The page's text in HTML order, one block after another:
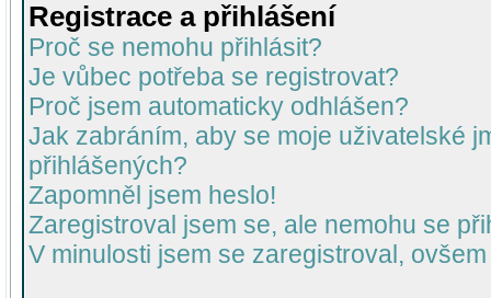
Registrace a přihlášení
Proč se nemohu přihlásit?
Je vůbec potřeba se registrovat?
Proč jsem automaticky odhlášen?
Jak zabráním, aby se moje uživatelské
přihlášených?
Zapomněl jsem heslo!
Zaregistroval jsem se, ale nemohu se
V minulosti jsem se zaregistroval,